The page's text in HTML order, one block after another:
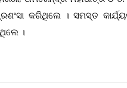
କରିଥିଲେ । ସମସ୍ତ
।